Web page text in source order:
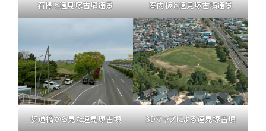
石標と遠見塚古墳遠景 案内板と遠見塚古墳遠景
歩道橋から見た遠見塚古墳 3Dマップによる遠見塚古墳